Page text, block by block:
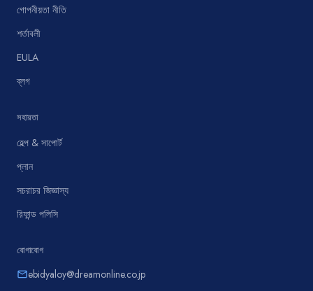
গোপনীয়তা নীতি
শর্তাবলী
EULA
ব্লগ
সহায়তা
হেল্প & সাপোর্ট
প্লান
সচরাচর জিজ্ঞাস্য
রিফান্ড পলিসি
যোগাযোগ
emailebidyaloy@dreamonline.co.jp